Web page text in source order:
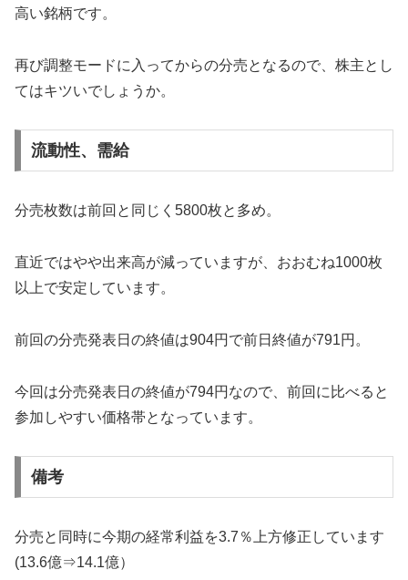
高い銘柄です。
再び調整モードに入ってからの分売となるので、株主とし
てはキツいでしょうか。
流動性、需給
分売枚数は前回と同じく5800枚と多め。
直近ではやや出来高が減っていますが、おおむね1000枚
以上で安定しています。
前回の分売発表日の終値は904円で前日終値が791円。
今回は分売発表日の終値が794円なので、前回に比べると
参加しやすい価格帯となっています。
備考
分売と同時に今期の経常利益を3.7％上方修正しています
(13.6億⇒14.1億）